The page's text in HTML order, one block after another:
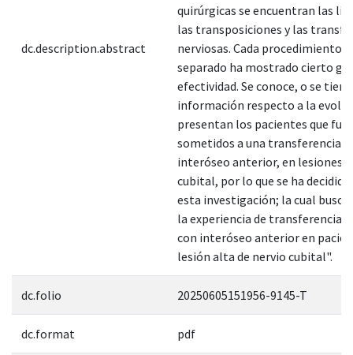
dc.description.abstract
quirúrgicas se encuentran las
las transposiciones y las
nerviosas. Cada procedimiento
separado ha mostrado cierto
efectividad. Se conoce, o se
información respecto a la
presentan los pacientes que
sometidos a una transferencia
interóseo anterior, en lesiones
cubital, por lo que se ha
esta investigación; la cual busca
la experiencia de transferencia
con interóseo anterior en
lesión alta de nervio cubital".
dc.folio 20250605151956-9145-T
dc.format pdf